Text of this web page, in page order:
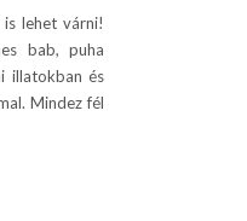
lehet várni!
bab, puha
illatokban és
Mindez fél